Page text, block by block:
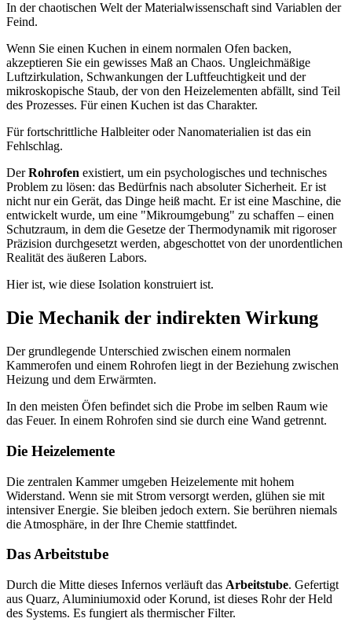
In der chaotischen Welt der Materialwissenschaft sind Variablen der
Feind.
Wenn Sie einen Kuchen in einem normalen Ofen backen,
akzeptieren Sie ein gewisses Maß an Chaos. Ungleichmäßige
Luftzirkulation, Schwankungen der Luftfeuchtigkeit und der
mikroskopische Staub, der von den Heizelementen abfällt, sind Teil
des Prozesses. Für einen Kuchen ist das Charakter.
Für fortschrittliche Halbleiter oder Nanomaterialien ist das ein
Fehlschlag.
DerRohrofen existiert, um ein psychologisches und technisches
Problem zu lösen: das Bedürfnis nach absoluter Sicherheit. Er ist
nicht nur ein Gerät, das Dinge heiß macht. Er ist eine Maschine, die
entwickelt wurde, um eine "Mikroumgebung" zu schaffen – einen
Schutzraum, in dem die Gesetze der Thermodynamik mit rigoroser
Präzision durchgesetzt werden, abgeschottet von der unordentlichen
Realität des äußeren Labors.
Hier ist, wie diese Isolation konstruiert ist.
Die Mechanik der indirekten Wirkung
Der grundlegende Unterschied zwischen einem normalen
Kammerofen und einem Rohrofen liegt in der Beziehung zwischen
Heizung und dem Erwärmten.
In den meisten Öfen befindet sich die Probe im selben Raum wie
das Feuer. In einem Rohrofen sind sie durch eine Wand getrennt.
Die Heizelemente
Die zentralen Kammer umgeben Heizelemente mit hohem
Widerstand. Wenn sie mit Strom versorgt werden, glühen sie mit
intensiver Energie. Sie bleiben jedoch extern. Sie berühren niemals
die Atmosphäre, in der Ihre Chemie stattfindet.
Das Arbeitstube
Durch die Mitte dieses Infernos verläuft das Arbeitstube. Gefertigt
aus Quarz, Aluminiumoxid oder Korund, ist dieses Rohr der Held
des Systems. Es fungiert als thermischer Filter.